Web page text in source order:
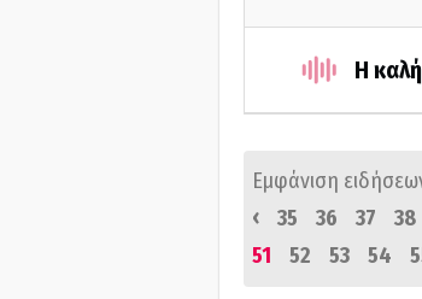
Η
Εμφάνιση
‹
35 36 37 38
51
52 53 54